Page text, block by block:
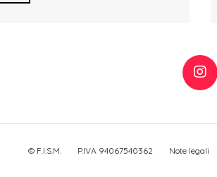
© F.I.S.M. P.IVA 94067540362 Note legali